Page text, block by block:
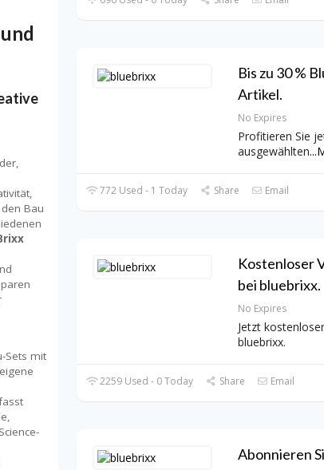
Bis zu 30 %
Artikel.
No Expires
Profitieren Sie
ausgewählten...
772 Used - 1 Today Share Email
Kostenloser
bei bluebrixx.
No Expires
Jetzt
bluebrixx.
2259 Used - 0 Today Share Email
Abonnieren
Bau
Sets mit